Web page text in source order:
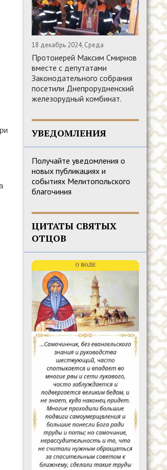
18 декабрь 2024, Среда
Протоиерей Максим Смирнов
вместе с депутатами
Законодательного собрания
посетили Днепрорудненский
железорудный комбинат.
УВЕДОМЛЕНИЯ
Получайте уведомления о
новых публикациях и
событиях Мелитопольского
благочиния
ЦИТАТЫ СВЯТЫХ
ОТЦОВ